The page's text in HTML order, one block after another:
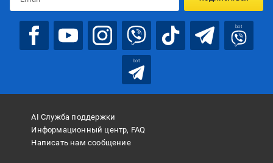
bot
bot
AI Служба поддержки
Информационный центр, FAQ
Написать нам сообщение